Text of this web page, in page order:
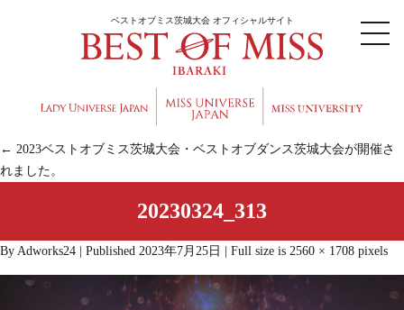
ベストオブミス茨城大会 オフィシャルサイト
← 2023ベストオブミス茨城大会・ベストオブダンス茨城大会が開催さ
れました。
20230324_313
By Adworks24 Published 2023年7月25日 Full size is 2560 × 1708 pixels